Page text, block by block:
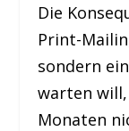
Die
Print-
sondern
warten
Monaten